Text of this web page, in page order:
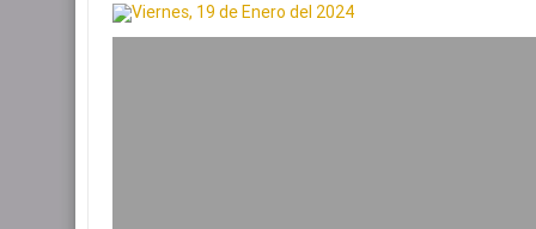
Viernes, 19 de Enero del 2024